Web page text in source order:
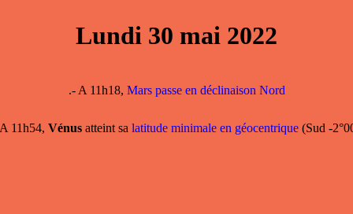
Lundi 30 mai 2022
.- A 11h18, Mars passe en déclinaison Nord
11h54, Vénusatteint sa latitude minimale en géocentrique(Sud -